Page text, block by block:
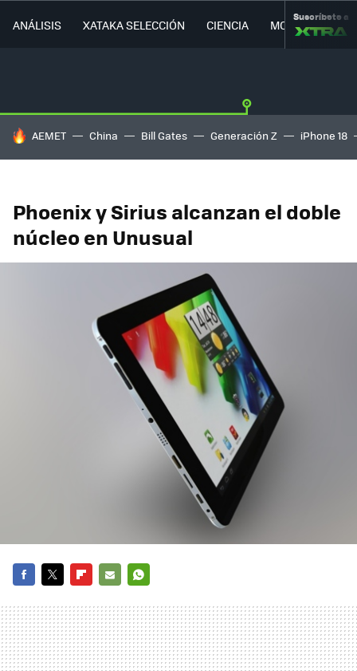
ANÁLISIS XATAKA SELECCIÓN CIENCIA MOVILIDAD
Suscríbete a
HOY SE HABLA DE
AEMET China Bill Gates Generación Z iPhone 18
Phoenix y Sirius alcanzan el doble
núcleo en Unusual
MAIL